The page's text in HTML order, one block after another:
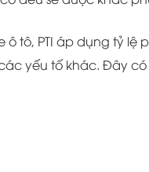
tô, PTI áp dụng tỷ lệ
yếu tố khác. Đây